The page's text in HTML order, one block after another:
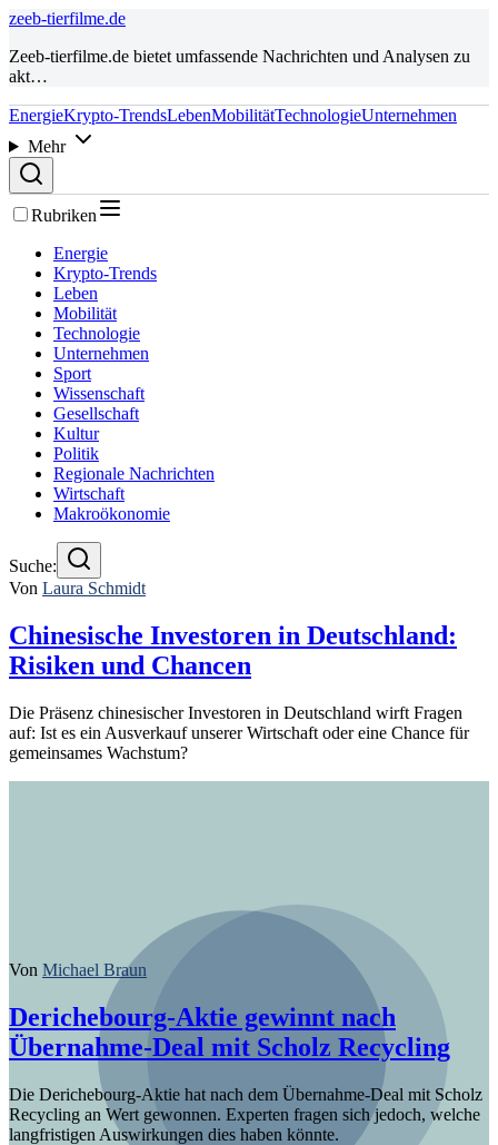
zeeb-tierfilme.de
Zeeb-tierfilme.de bietet umfassende Nachrichten und Analysen zu
akt…
EnergieKrypto-TrendsLebenMobilitätTechnologieUnternehmen
Mehr
Rubriken
Energie
Krypto-Trends
Leben
Mobilität
Technologie
Unternehmen
Sport
Wissenschaft
Gesellschaft
Kultur
Politik
Regionale Nachrichten
Wirtschaft
Makroökonomie
Suche:
Von Laura Schmidt
Chinesische Investoren in Deutschland:
Risiken und Chancen
Die Präsenz chinesischer Investoren in Deutschland wirft Fragen
auf: Ist es ein Ausverkauf unserer Wirtschaft oder eine Chance für
gemeinsames Wachstum?
Von Michael Braun
Derichebourg-Aktie gewinnt nach
Übernahme-Deal mit Scholz Recycling
Die Derichebourg-Aktie hat nach dem Übernahme-Deal mit Scholz
Recycling an Wert gewonnen. Experten fragen sich jedoch, welche
langfristigen Auswirkungen dies haben könnte.